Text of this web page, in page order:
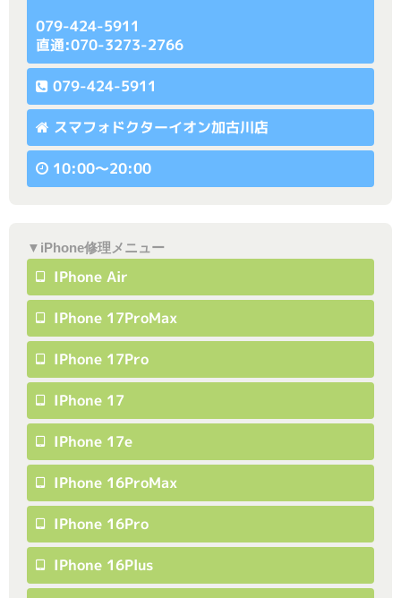
079-424-5911
直通:070-3273-2766
079-424-5911
スマフォドクターイオン加古川店
10:00〜20:00
▼iPhone修理メニュー
IPhone Air
IPhone 17ProMax
IPhone 17Pro
IPhone 17
IPhone 17e
IPhone 16ProMax
IPhone 16Pro
IPhone 16Plus